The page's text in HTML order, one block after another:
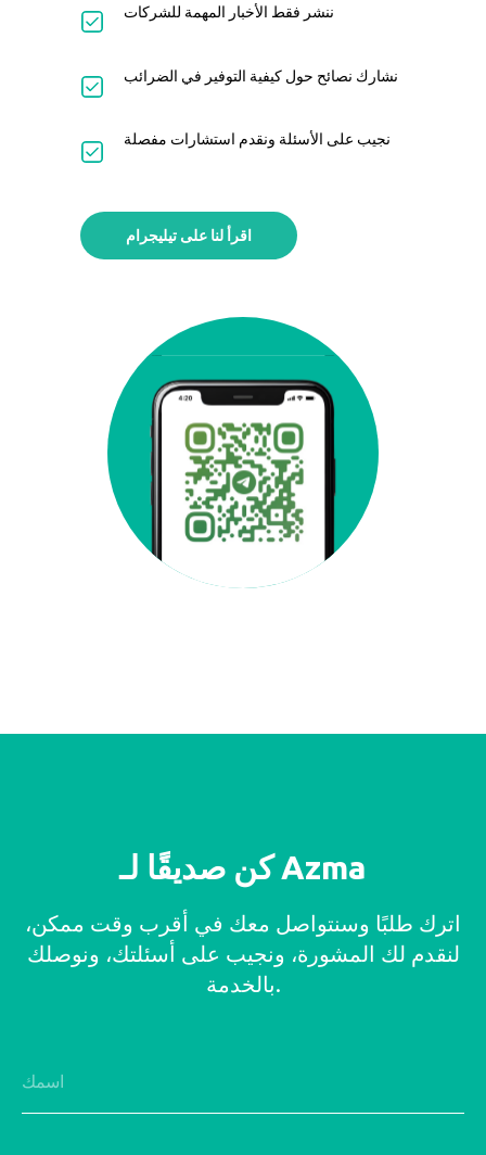
ننشر فقط الأخبار المهمة للشركات
نشارك نصائح حول كيفية التوفير في الضرائب
نجيب على الأسئلة ونقدم استشارات مفصلة
اقرأ لنا على تيليجرام
كن صديقًا لـ Azma
اترك طلبًا وسنتواصل معك في أقرب وقت ممكن،
لنقدم لك المشورة، ونجيب على أسئلتك، ونوصلك
بالخدمة.